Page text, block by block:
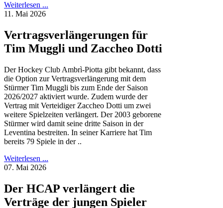
Weiterlesen ...
11. Mai 2026
Vertragsverlängerungen für
Tim Muggli und Zaccheo Dotti
Der Hockey Club Ambrì-Piotta gibt bekannt, dass
die Option zur Vertragsverlängerung mit dem
Stürmer Tim Muggli bis zum Ende der Saison
2026/2027 aktiviert wurde. Zudem wurde der
Vertrag mit Verteidiger Zaccheo Dotti um zwei
weitere Spielzeiten verlängert. Der 2003 geborene
Stürmer wird damit seine dritte Saison in der
Leventina bestreiten. In seiner Karriere hat Tim
bereits 79 Spiele in der ..
Weiterlesen ...
07. Mai 2026
Der HCAP verlängert die
Verträge der jungen Spieler